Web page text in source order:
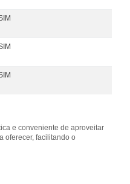
e conveniente de aproveitar
oferecer, facilitando o